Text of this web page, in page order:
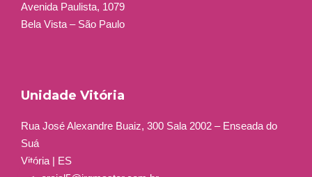
Avenida Paulista, 1079
Bela Vista – São Paulo
Unidade Vitória
Rua José Alexandre Buaiz, 300 Sala 2002 – Enseada do
Suá
Vitória | ES